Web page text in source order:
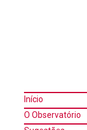
Início
O Observatório